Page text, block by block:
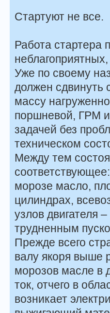
Стартуют не все.
Работа стартера
Уже по своему
должен сдвинуть
массу
поршневой, ГРМ и
задачей без
техническом
Между тем
морозе масло,
цилиндрах,
узлов двигателя
трудненным
Прежде всего
валу якоря выше
морозов масле в
ток, отчего в
возникает